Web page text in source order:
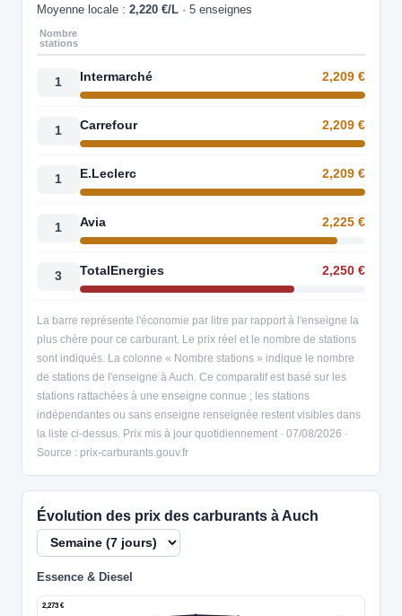
Moyenne locale : 2,220 €/L · 5 enseignes
Nombre
stations
1 Intermarché 2,209 €
1 Carrefour 2,209 €
1 E.Leclerc 2,209 €
1 Avia 2,225 €
3 TotalEnergies 2,250 €
La barre représente l'économie par litre par rapport à l'enseigne la
plus chère pour ce carburant. Le prix réel et le nombre de stations
sont indiqués. La colonne « Nombre stations » indique le nombre
de stations de l'enseigne à Auch. Ce comparatif est basé sur les
stations rattachées à une enseigne connue ; les stations
indépendantes ou sans enseigne renseignée restent visibles dans
la liste ci-dessus. Prix mis à jour quotidiennement · 07/08/2026 ·
Source : prix-carburants.gouv.fr
Évolution des prix des carburants à Auch
Essence & Diesel
2,273 €